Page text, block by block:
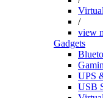
/
view
Gadgets
UPS
USB